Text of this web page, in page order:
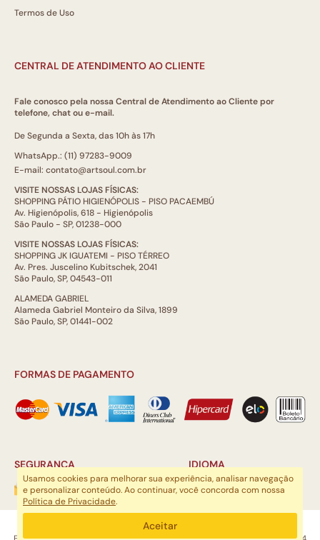
Termos de Uso
CENTRAL DE ATENDIMENTO AO CLIENTE
Fale conosco pela nossa Central de Atendimento ao Cliente por
telefone, chat ou e-mail.
De Segunda a Sexta, das 10h às 17h
WhatsApp.: (11) 97283-9009
E-mail: contato@artsoul.com.br
VISITE NOSSAS LOJAS FÍSICAS:
SHOPPING PÁTIO HIGIENÓPOLIS - PISO PACAEMBÚ
Av. Higienópolis, 618 - Higienópolis
São Paulo - SP, 01238-000
VISITE NOSSAS LOJAS FÍSICAS:
SHOPPING JK IGUATEMI - PISO TÉRREO
Av. Pres. Juscelino Kubitschek, 2041
São Paulo, SP, 04543-011
ALAMEDA GABRIEL
Alameda Gabriel Monteiro da Silva, 1899
São Paulo, SP, 01441-002
FORMAS DE PAGAMENTO
SEGURANÇA IDIOMA
ARTSOUL COMUNICAÇÃO DIGITAL LTDA | CNPJ: 29.752.781/0001-52
Usamos cookies para melhorar sua experiência, analisar navegação
e personalizar conteúdo. Ao continuar, você concorda com nossa
Política de Privacidade.
Aceitar